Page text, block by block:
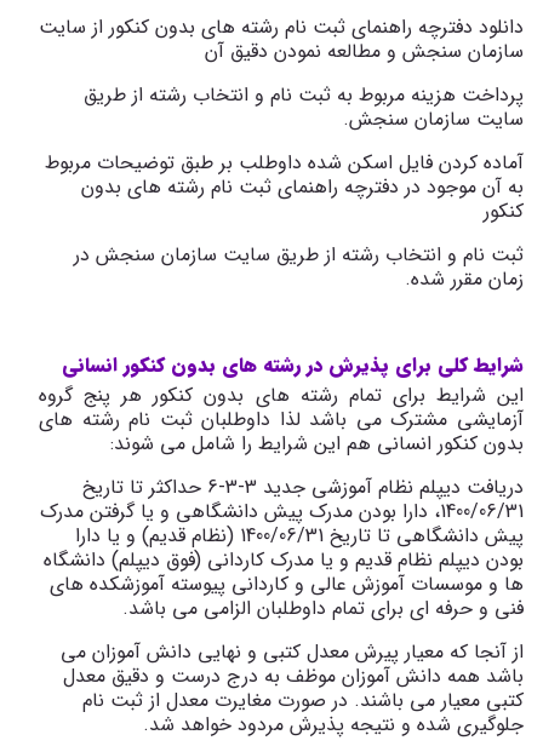
دانلود دفترچه راهنمای ثبت نام رشته های بدون کنکور از سایت
سازمان سنجش و مطالعه نمودن دقیق آن
پرداخت هزینه مربوط به ثبت نام و انتخاب رشته از طریق
سایت سازمان سنجش.
آماده کردن فایل اسکن شده داوطلب بر طبق توضیحات مربوط
به آن موجود در دفترچه راهنمای ثبت نام رشته های بدون
کنکور
ثبت نام و انتخاب رشته از طریق سایت سازمان سنجش در
زمان مقرر شده.
شرایط کلی برای پذیرش در رشته های بدون کنکور انسانی
این شرایط برای تمام رشته های بدون کنکور هر پنج گروه
آزمایشی مشترک می باشد لذا داوطلبان ثبت نام رشته های
بدون کنکور انسانی هم این شرایط را شامل می شوند:
دریافت دیپلم نظام آموزشی جدید 3-3-6 حداکثر تا تاریخ
1400/06/31، دارا بودن مدرک پیش دانشگاهی و یا گرفتن مدرک
پیش دانشگاهی تا تاریخ 1400/06/31 (نظام قدیم) و یا دارا
بودن دیپلم نظام قدیم و یا مدرک کاردانی (فوق دیپلم) دانشگاه
ها و موسسات آموزش عالی و کاردانی پیوسته آموزشکده های
فنی و حرفه ای برای تمام داوطلبان الزامی می باشد.
از آنجا که معیار پیرش معدل کتبی و نهایی دانش آموزان می
باشد همه دانش آموزان موظف به درج درست و دقیق معدل
کتبی معیار می باشند. در صورت مغایرت معدل از ثبت نام
جلوگیری شده و نتیجه پذیرش مردود خواهد شد.